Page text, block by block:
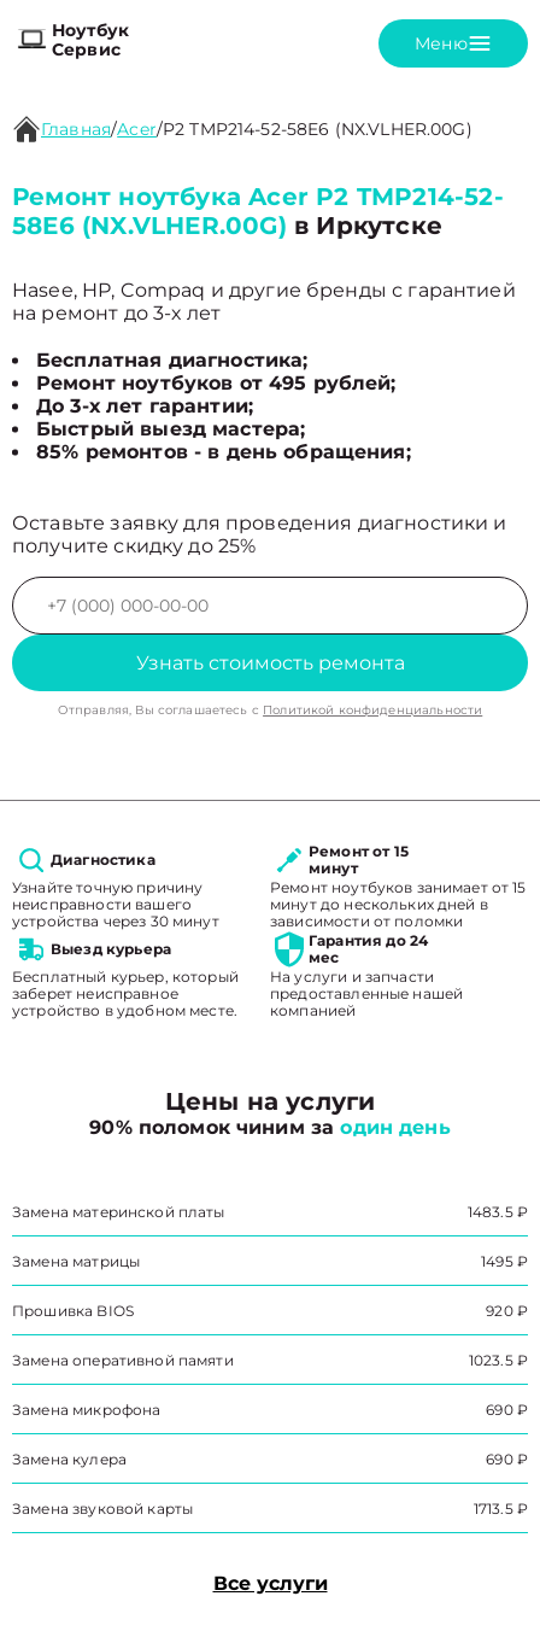
Ноутбук
Сервис
Меню
Главная/Acer/P2 TMP214-52-58E6 (NX.VLHER.00G)
Ремонт ноутбука Acer P2 TMP214-52-
58E6 (NX.VLHER.00G) в Иркутске
Hasee, HP, Compaq и другие бренды с гарантией
на ремонт до 3-х лет
Бесплатная диагностика;
Ремонт ноутбуков от 495 рублей;
До 3-х лет гарантии;
Быстрый выезд мастера;
85% ремонтов - в день обращения;
Оставьте заявку для проведения диагностики и
получите скидку до 25%
Узнать стоимость ремонта
Отправляя, Вы соглашаетесь с Политикой конфиденциальности
Диагностика
Узнайте точную причину
неисправности вашего
устройства через 30 минут
Ремонт от 15
минут
Ремонт ноутбуков занимает от 15
минут до нескольких дней в
зависимости от поломки
Выезд курьера
Бесплатный курьер, который
заберет неисправное
устройство в удобном месте.
Гарантия до 24
мес
На услуги и запчасти
предоставленные нашей
компанией
Цены на услуги
90% поломок чиним заодин день
Замена материнской платы 1483.5 ₽
Замена матрицы 1495 ₽
Прошивка BIOS 920 ₽
Замена оперативной памяти 1023.5 ₽
Замена микрофона 690 ₽
Замена кулера 690 ₽
Замена звуковой карты 1713.5 ₽
Все услуги